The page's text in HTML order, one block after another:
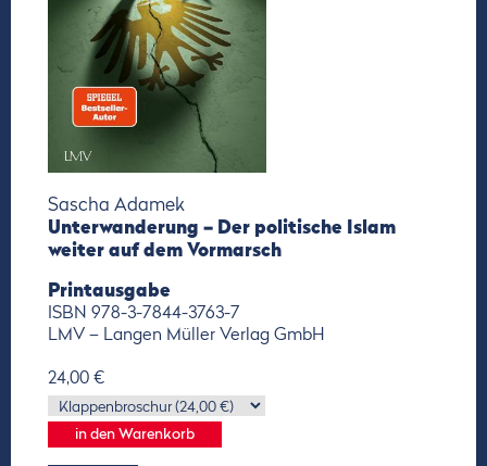
Sascha Adamek
Unterwanderung – Der politische Islam
weiter auf dem Vormarsch
Printausgabe
ISBN 978-3-7844-3763-7
LMV – Langen Müller Verlag GmbH
24,00 €